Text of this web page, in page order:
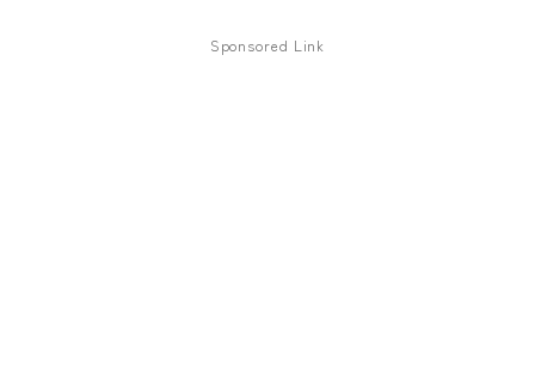
Sponsored Link